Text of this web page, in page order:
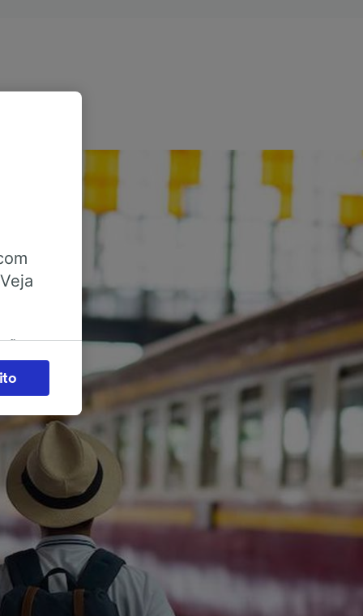
para
não